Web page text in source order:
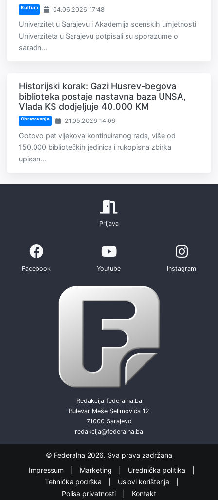
Kultura 04.06.2026 17:48
Univerzitet u Sarajevu i Akademija scenskih umjetnosti
Univerziteta u Sarajevu potpisali su sporazume o
saradn...
Historijski korak: Gazi Husrev-begova
biblioteka postaje nastavna baza UNSA,
Vlada KS dodjeljuje 40.000 KM
Obrazovanje 21.05.2026 14:06
Gotovo pet vijekova kontinuiranog rada, više od
150.000 bibliotečkih jedinica i rukopisna zbirka
upisan...
Prijava
Facebook Youtube Instagram
Redakcija federalna.ba
Bulevar Meše Selimovića 12
71000 Sarajevo
redakcija@federalna.ba
© Federalna 2026. Sva prava zadržana
Impressum
Marketing
Urednička politika
Tehnička podrška
Uslovi korištenja
Polisa privatnosti
Kontakt